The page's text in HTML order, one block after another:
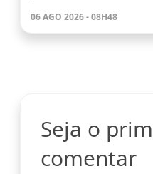
06 AGO 2026 - 08H48
Seja o
comentar